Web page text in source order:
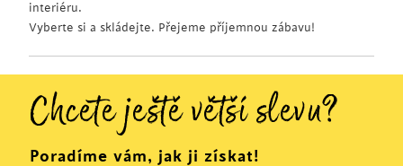
interiéru.
Vyberte si a skládejte. Přejeme příjemnou zábavu!
Chcete ještě větší slevu?
Poradíme vám, jak ji získat!